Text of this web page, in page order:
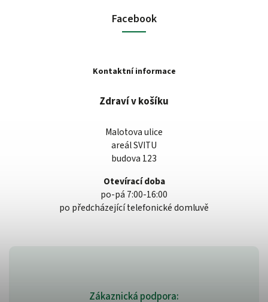
Zákaznická podpora:
Facebook
Kontaktní informace
Zdraví v košíku
Malotova ulice
areál SVITU
budova 123
Otevírací doba
po-pá 7:00-16:00
po předcházející telefonické domluvě